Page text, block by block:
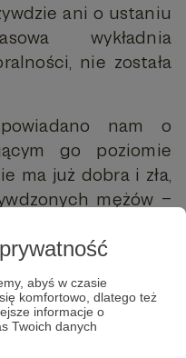
abyś w czasie
komfortowo, dlatego też
informacje o
Twoich danych
ani o ustaniu
wykładnia
nie została
nam o
go poziomie
ma już dobra i zła,
mężów –
pozostaje
tej doskonałości
wyraził
myślenia to